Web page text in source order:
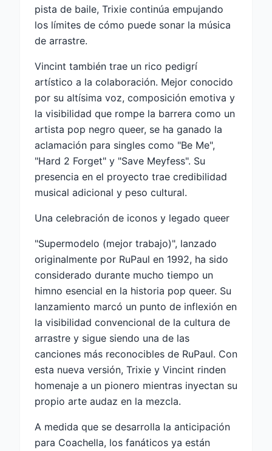
pista de baile, Trixie continúa empujando
los límites de cómo puede sonar la música
de arrastre.
Vincint también trae un rico pedigrí
artístico a la colaboración. Mejor conocido
por su altísima voz, composición emotiva y
la visibilidad que rompe la barrera como un
artista pop negro queer, se ha ganado la
aclamación para singles como "Be Me",
"Hard 2 Forget" y "Save Meyfess". Su
presencia en el proyecto trae credibilidad
musical adicional y peso cultural.
Una celebración de iconos y legado queer
"Supermodelo (mejor trabajo)", lanzado
originalmente por RuPaul en 1992, ha sido
considerado durante mucho tiempo un
himno esencial en la historia pop queer. Su
lanzamiento marcó un punto de inflexión en
la visibilidad convencional de la cultura de
arrastre y sigue siendo una de las
canciones más reconocibles de RuPaul. Con
esta nueva versión, Trixie y Vincint rinden
homenaje a un pionero mientras inyectan su
propio arte audaz en la mezcla.
A medida que se desarrolla la anticipación
para Coachella, los fanáticos ya están